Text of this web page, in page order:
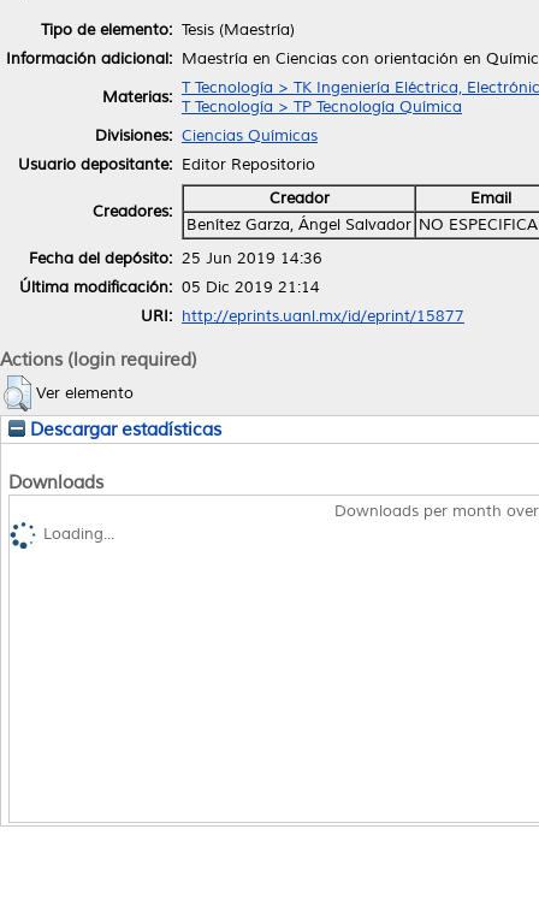
Tipo de elemento: Tesis (Maestría)
Información adicional: Maestría en Ciencias con orientación en
Materias: T Tecnología > TK Ingeniería Eléctrica,
T Tecnología > TP Tecnología Química
Divisiones: Ciencias Químicas
Usuario depositante: Editor Repositorio
Creadores:
Creador
Email
Benítez Garza, Ángel Salvador NO
Fecha del depósito: 25 Jun 2019 14:36
Última modificación: 05 Dic 2019 21:14
URI: http://eprints.uanl.mx/id/eprint/15877
Actions (login required)
Ver elemento
Descargar estadísticas
Downloads
Downloads per month
Loading...